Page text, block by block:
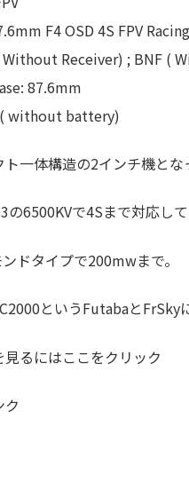
F4 OSD 4S FPV
Receiver) ; BNF (
87.6mm
without battery)
一体構造の2インチ機とな
の6500KVで4Sまで対応し
ドタイプで200mwまで。
というFutabaとFrSky
るにはここをクリック
ク